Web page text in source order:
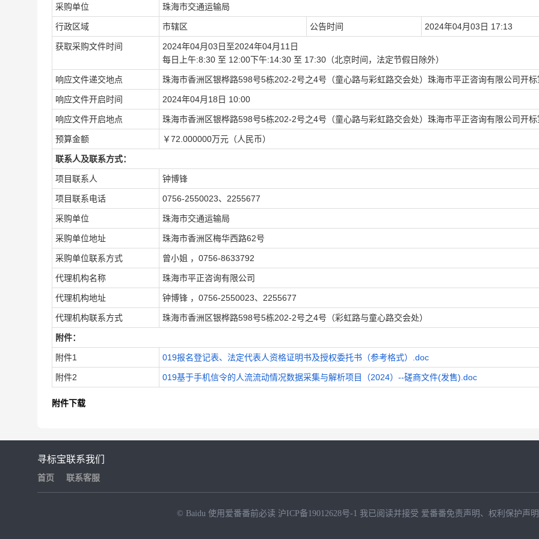
采购单位 珠海市交通运输局
行政区域 市辖区 公告时间 2024年04月03日 17:13
获取采购文件时间
2024年04月03日至2024年04月11日
每日上午:8:30 至 12:00下午:14:30 至 17:30（北京时间，法定节假日除外）
响应文件递交地点 珠海市香洲区银桦路598号5栋202-2号之4号（童心路与彩虹路交会处）珠海市平正咨询有限公司开标
响应文件开启时间 2024年04月18日 10:00
响应文件开启地点 珠海市香洲区银桦路598号5栋202-2号之4号（童心路与彩虹路交会处）珠海市平正咨询有限公司开标
预算金额 ￥72.000000万元（人民币）
联系人及联系方式：
项目联系人 钟博锋
项目联系电话 0756-2550023、2255677
采购单位 珠海市交通运输局
采购单位地址 珠海市香洲区梅华西路62号
采购单位联系方式 曾小姐 ，0756-8633792
代理机构名称 珠海市平正咨询有限公司
代理机构地址 钟博锋 ，0756-2550023、2255677
代理机构联系方式 珠海市香洲区银桦路598号5栋202-2号之4号（彩虹路与童心路交会处）
附件：
附件1 019报名登记表、法定代表人资格证明书及授权委托书（参考格式）.doc
附件2 019基于手机信令的人流流动情况数据采集与解析项目（2024）--磋商文件(发售).doc
附件下载
寻标宝
首页
联系我们
联系客服
© Baidu 使用爱番番前必读 沪ICP备19012628号-1 我已阅读并接受 爱番番免责声明 、 权利保护声明